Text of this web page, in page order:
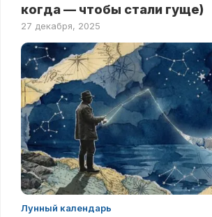
когда — чтобы стали гуще)
27 декабря, 2025
Лунный календарь